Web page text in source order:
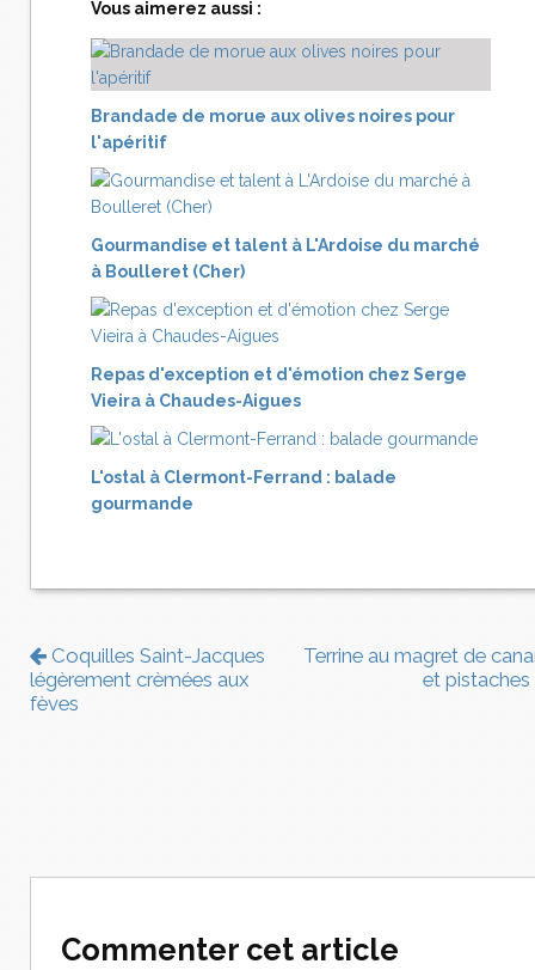
Vous aimerez aussi :
Brandade de morue aux olives noires pour
l'apéritif
Gourmandise et talent à L'Ardoise du marché
à Boulleret (Cher)
Repas d'exception et d'émotion chez Serge
Vieira à Chaudes-Aigues
L'ostal à Clermont-Ferrand : balade
gourmande
Coquilles Saint-Jacques
légèrement crèmées aux
fèves
Terrine au magret de
et pistaches
Commenter cet article